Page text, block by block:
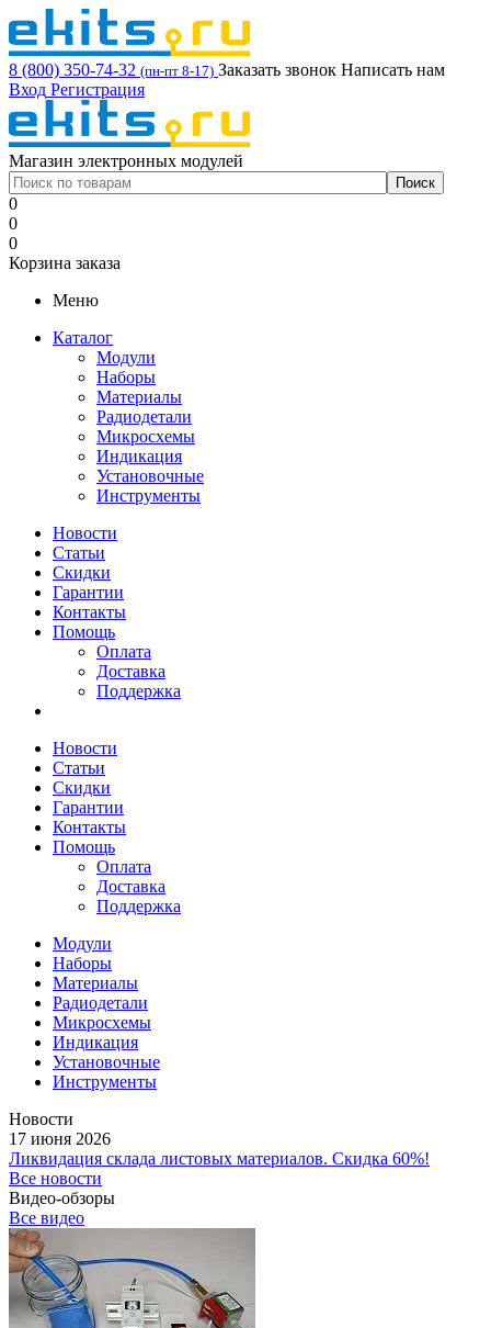
8 (800) 350-74-32 (пн-пт 8-17) Заказать звонок Написать нам
Вход Регистрация
Магазин электронных модулей
0
0
0
Корзина заказа
Меню
Каталог
Модули
Наборы
Материалы
Радиодетали
Микросхемы
Индикация
Установочные
Инструменты
Новости
Статьи
Скидки
Гарантии
Контакты
Помощь
Оплата
Доставка
Поддержка
Новости
Статьи
Скидки
Гарантии
Контакты
Помощь
Оплата
Доставка
Поддержка
Модули
Наборы
Материалы
Радиодетали
Микросхемы
Индикация
Установочные
Инструменты
Новости
17 июня 2026
Ликвидация склада листовых материалов. Скидка 60%!
Все новости
Видео-обзоры
Все видео